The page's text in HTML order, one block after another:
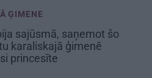
ĢIMENE
sajūsmā, saņemot šo
karaliskajā ģimenē
princesīte